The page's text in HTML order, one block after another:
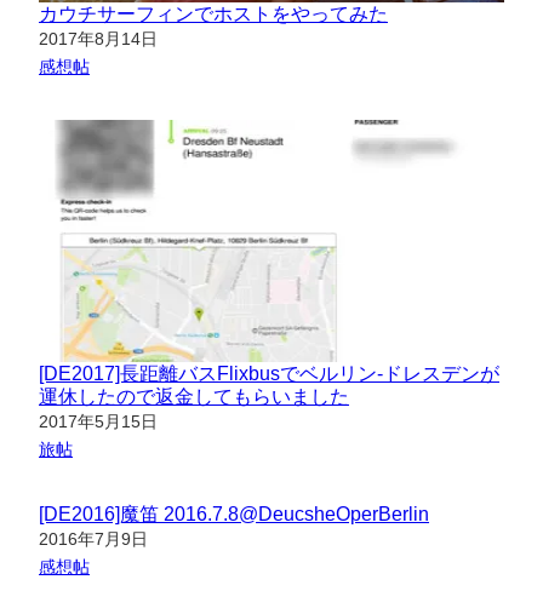
カウチサーフィンでホストをやってみた
日付
2017年8月14日
関連理由
感想帖
[DE2017]長距離バスFlixbusでベルリン-ドレスデンが
運休したので返金してもらいました
日付
2017年5月15日
関連理由
旅帖
[DE2016]魔笛 2016.7.8@DeucsheOperBerlin
日付
2016年7月9日
関連理由
感想帖